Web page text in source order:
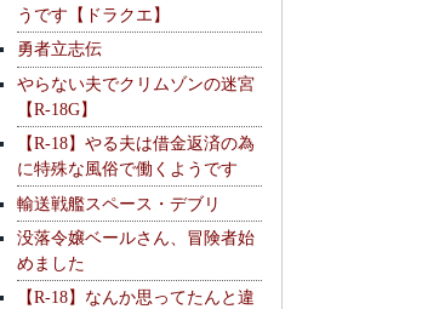
うです【ドラクエ】
勇者立志伝
やらない夫でクリムゾンの迷宮
【R-18G】
【R-18】やる夫は借金返済の為
に特殊な風俗で働くようです
輸送戦艦スペース・デブリ
没落令嬢ベールさん、冒険者始
めました
【R-18】なんか思ってたんと違